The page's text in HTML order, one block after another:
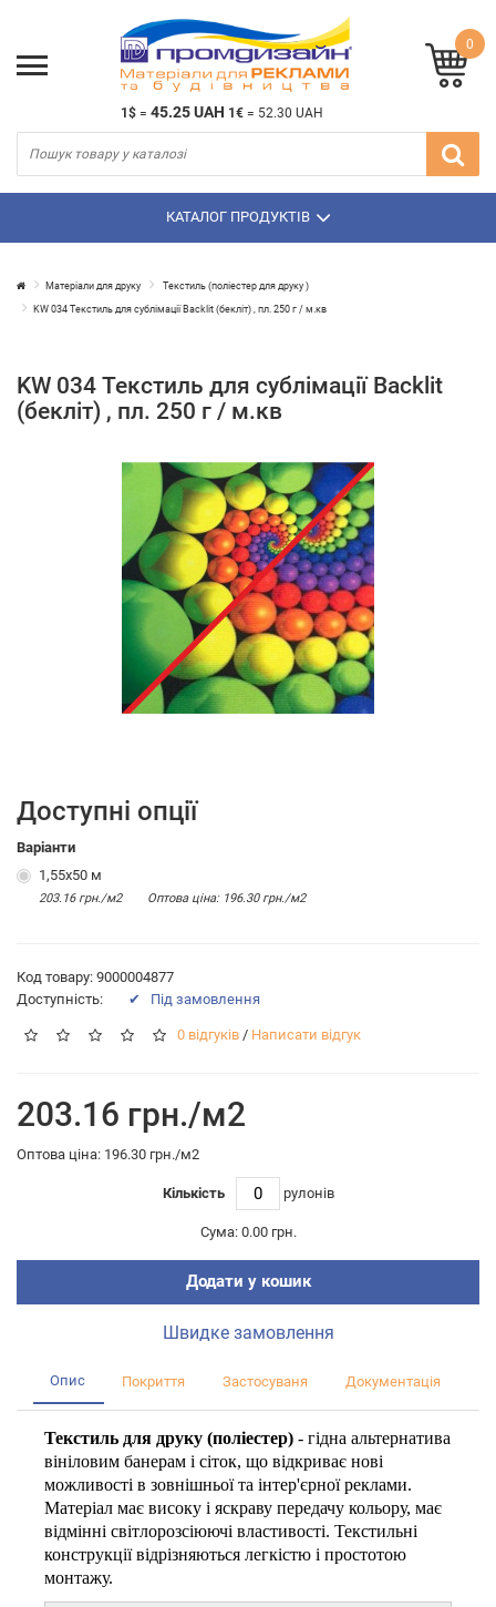
1$ = 45.25 UAH 1€ = 52.30 UAH
0
КАТАЛОГ ПРОДУКТІВ
Матеріали для друку Текстиль (поліестер для друку )
KW 034 Текстиль для сублімації Backlit (бекліт) , пл. 250 г / м.кв
KW 034 Текстиль для сублімації Backlit
(бекліт) , пл. 250 г / м.кв
Доступні опції
Варіанти
1,55х50 м
203.16 грн./м2 Оптова цiна: 196.30 грн./м2
Код товару: 9000004877
Доступність:
✔ Пiд замовлення
0 відгуків / Написати відгук
203.16 грн./м2
Оптова цiна: 196.30 грн./м2
Кількість рулонів
Сума: 0.00 грн.
Додати у кошик
Швидке замовлення
Опис Покриття Застосуваня Документація
Текстиль для друку (поліестер) - гідна альтернатива
вініловим банерам і сіток, що відкриває нові
можливості в зовнішньої та інтер'єрної реклами.
Матеріал має високу і яскраву передачу кольору, має
відмінні світлорозсіюючі властивості. Текстильні
конструкції відрізняються легкістю і простотою
монтажу.